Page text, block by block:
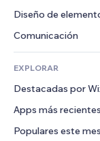
Anuncios del sitio
Email
Botones de venta
Contabilidad
Cupones y
Almacenamiento de
Eventos
Restaurantes
Inmobiliarias
Reservas
Galerías
Música
Pódcast
Fotografía
Video
PDF
Compartir archivos
Diseño de
Mapas y navegación
Privacidad y
Reloj
Plantillas para
Efectos de imágenes
Botones y menús
Formularios
Encuestas
Chat
Comentarios
EXPLORAR
Destacadas por
Apps más recientes
Populares este mes